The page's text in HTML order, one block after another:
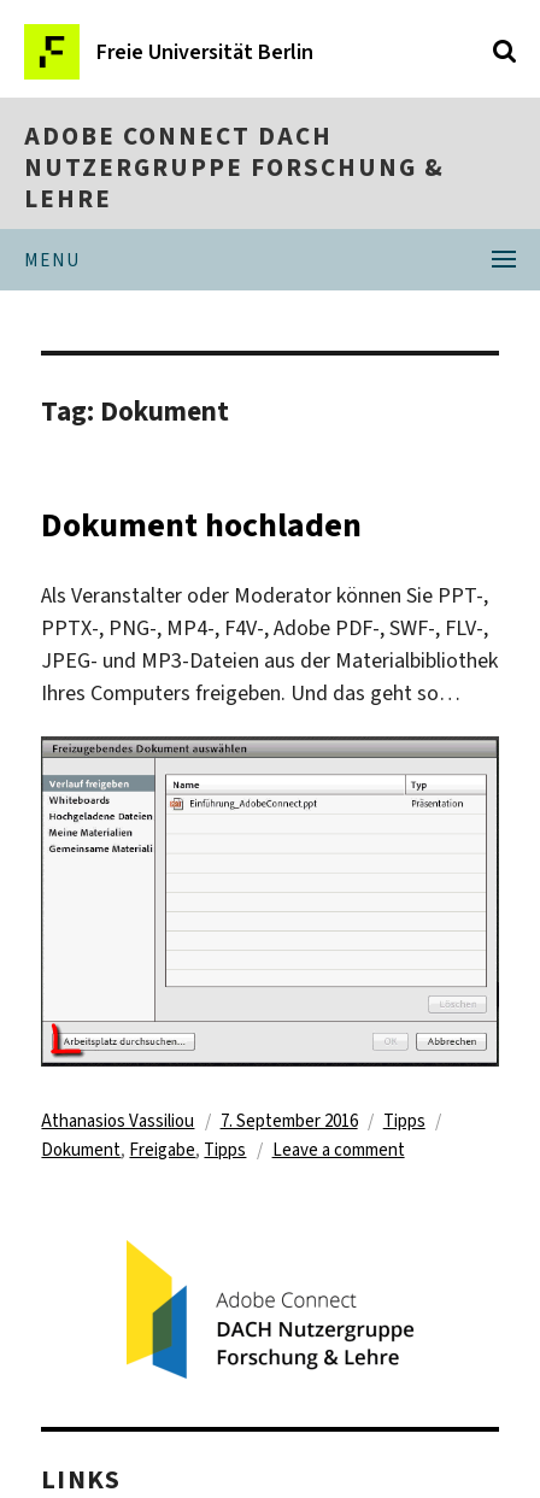
Freie Universität Berlin
ADOBE CONNECT DACH
NUTZERGRUPPE FORSCHUNG &
LEHRE
MENU
Tag: Dokument
Dokument hochladen
Als Veranstalter oder Moderator können Sie PPT-,
PPTX-, PNG-, MP4-, F4V-, Adobe PDF-, SWF-, FLV-,
JPEG- und MP3-Dateien aus der Materialbibliothek
Ihres Computers freigeben. Und das geht so…
Author
Athanasios Vassiliou
Posted
on
7. September 2016 Categories
Tipps
Dokument, Freigabe, Tipps Leave a commenton
LINKS